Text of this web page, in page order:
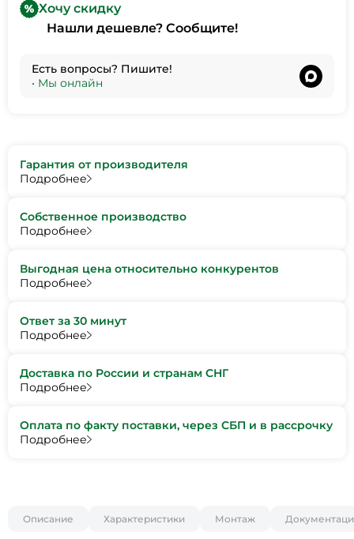
Хочу скидку
Нашли дешевле? Сообщите!
Есть вопросы? Пишите!
• Мы онлайн
Гарантия от производителя
Подробнее
Собственное производство
Подробнее
Выгодная цена относительно конкурентов
Подробнее
Ответ за 30 минут
Подробнее
Доставка по России и странам СНГ
Подробнее
Оплата по факту поставки, через СБП и в рассрочку
Подробнее
Описание Характеристики Монтаж